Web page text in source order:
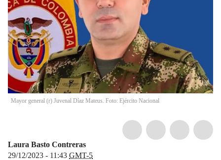
Mayor general (r) Juvenal Díaz Mateus. Foto: Ejército Nacional
Laura Basto Contreras
29/12/2023 - 11:43 GMT-5